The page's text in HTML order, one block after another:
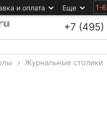
и оплата Еще 1-
+7 (495)
> Журнальные столики